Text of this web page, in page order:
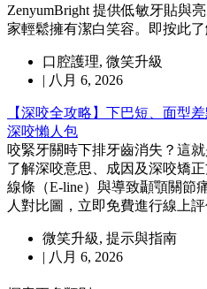
ZenyumBright 提供低敏牙貼與
家輕鬆擁有潔白笑容。即按此了
口腔護理, 微笑升級
| 八月 6, 2026
【深咬全攻略】下巴短、面型
深咬懶人包
咬緊牙關時下排牙齒消失？這
了解深咬意思、成因及深咬矯
線條（E-line）與導致顳顎關節
人對比圖，立即免費進行線上評
微笑升級, 提示與指南
| 八月 6, 2026